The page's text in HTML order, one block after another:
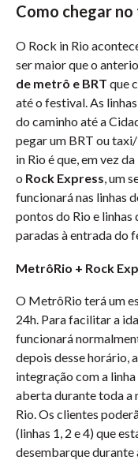
Como chegar
O Rock in Rio
ser maior que o
de metrô e BRT que
até o festival. As
do caminho até a
pegar um BRT ou
in Rio é que, em vez
o Rock Express, um
funcionará nas linhas
pontos do Rio e
paradas à entrada do
MetrôRio + Rock
O MetrôRio terá um
24h. Para facilitar a
funcionará
depois desse horário,
integração com a
aberta durante toda a
Rio. Os clientes
(linhas 1, 2 e 4) que
desembarque durante